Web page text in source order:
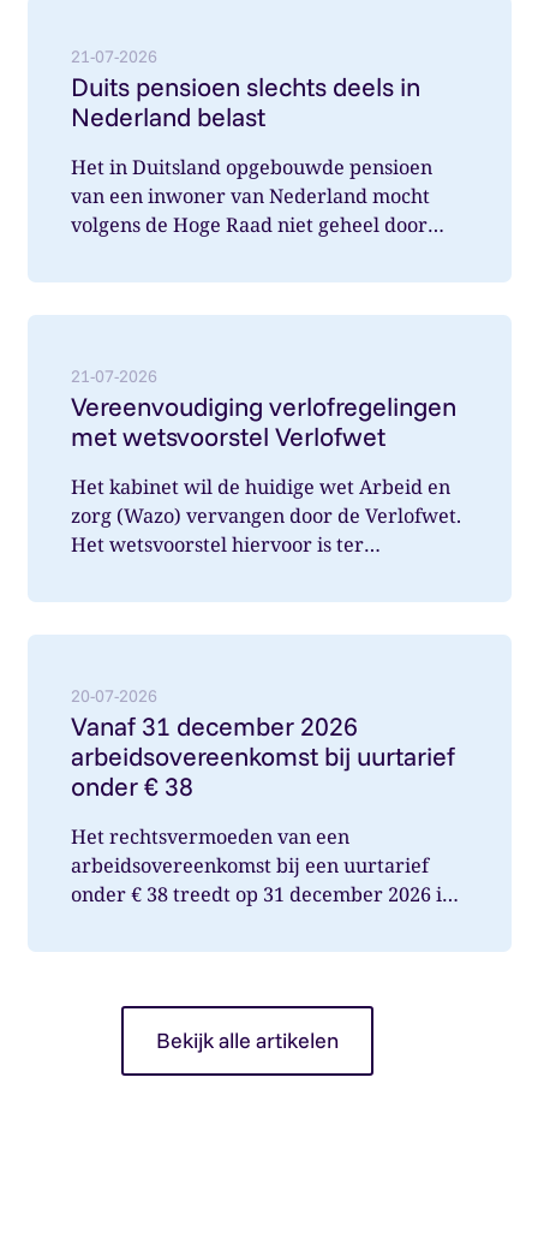
21-07-2026
Duits pensioen slechts deels in
Nederland belast
Het in Duitsland opgebouwde pensioen
van een inwoner van Nederland mocht
volgens de Hoge Raad niet geheel door
21-07-2026
Vereenvoudiging verlofregelingen
met wetsvoorstel Verlofwet
Het kabinet wil de huidige wet Arbeid en
zorg (Wazo) vervangen door de Verlofwet.
Het wetsvoorstel hiervoor is ter
20-07-2026
Vanaf 31 december 2026
arbeidsovereenkomst bij uurtarief
onder € 38
Het rechtsvermoeden van een
arbeidsovereenkomst bij een uurtarief
onder € 38 treedt op 31 december 2026 in
Bekijk alle artikelen